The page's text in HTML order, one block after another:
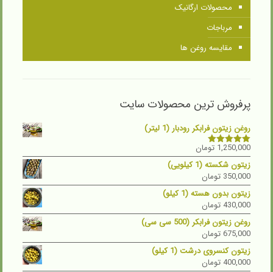
محصولات ارگانیک
مرباجات
مقایسه روغن ها
پرفروش ترین محصولات سایت
روغن زیتون فرابکر رودبار (1 لیتر)
نمره5.00
از 5
1,250,000 تومان
زیتون شکسته (1 کیلویی)
350,000 تومان
زیتون بدون هسته (1 کیلو)
430,000 تومان
روغن زیتون فرابکر (500 سی سی)
675,000 تومان
زیتون کنسروی درشت (1 کیلو)
400,000 تومان